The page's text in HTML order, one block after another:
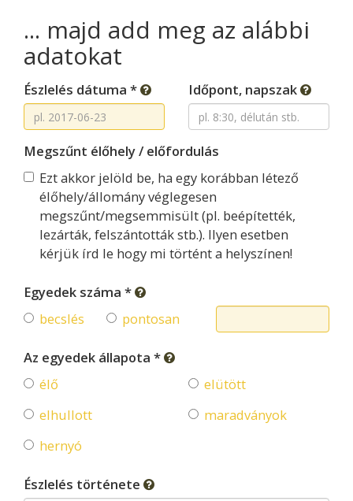
... majd add meg az alábbi
adatokat
Észlelés dátuma * Időpont, napszak
Megszűnt élőhely / előfordulás
Ezt akkor jelöld be, ha egy korábban létező
élőhely/állomány véglegesen
megszűnt/megsemmisült (pl. beépítették,
lezárták, felszántották stb.). Ilyen esetben
kérjük írd le hogy mi történt a helyszínen!
Egyedek száma *
becslés
pontosan
Az egyedek állapota *
élő
elütött
elhullott
maradványok
hernyó
Észlelés története